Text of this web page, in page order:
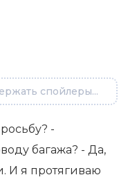
спойлеры...
-
багажа? - Да,
И я протягиваю